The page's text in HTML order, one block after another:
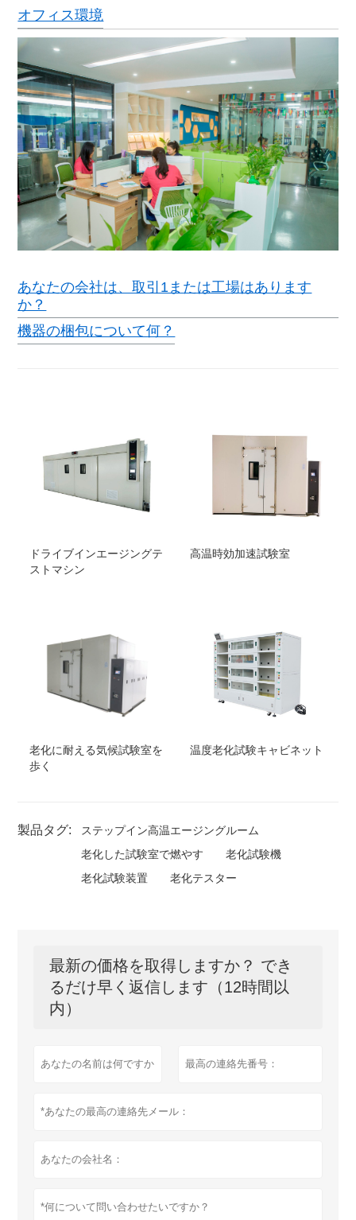
オフィス環境
あなたの会社は、取引1または工場はあります
か？
機器の梱包について何？
ドライブインエージングテ
ストマシン
高温時効加速試験室
老化に耐える気候試験室を
歩く
温度老化試験キャビネット
製品タグ:
ステップイン高温エージングルーム
老化した試験室で燃やす
老化試験機
老化試験装置
老化テスター
最新の価格を取得しますか？ でき
るだけ早く返信します（12時間以
内）